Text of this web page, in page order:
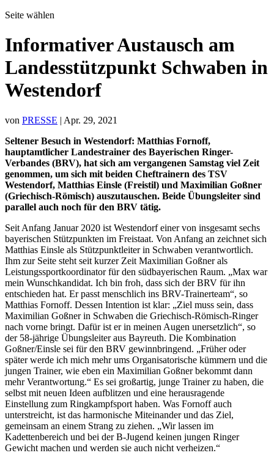
Seite wählen
Informativer Austausch am
Landesstützpunkt Schwaben in
Westendorf
von PRESSE | Apr. 29, 2021
Seltener Besuch in Westendorf: Matthias Fornoff,
hauptamtlicher Landestrainer des Bayerischen Ringer-
Verbandes (BRV), hat sich am vergangenen Samstag viel Zeit
genommen, um sich mit beiden Cheftrainern des TSV
Westendorf, Matthias Einsle (Freistil) und Maximilian Goßner
(Griechisch-Römisch) auszutauschen. Beide Übungsleiter sind
parallel auch noch für den BRV tätig.
Seit Anfang Januar 2020 ist Westendorf einer von insgesamt sechs
bayerischen Stützpunkten im Freistaat. Von Anfang an zeichnet sich
Matthias Einsle als Stützpunktleiter in Schwaben verantwortlich.
Ihm zur Seite steht seit kurzer Zeit Maximilian Goßner als
Leistungssportkoordinator für den südbayerischen Raum. „Max war
mein Wunschkandidat. Ich bin froh, dass sich der BRV für ihn
entschieden hat. Er passt menschlich ins BRV-Trainerteam“, so
Matthias Fornoff. Dessen Intention ist klar: „Ziel muss sein, dass
Maximilian Goßner in Schwaben die Griechisch-Römisch-Ringer
nach vorne bringt. Dafür ist er in meinen Augen unersetzlich“, so
der 58-jährige Übungsleiter aus Bayreuth. Die Kombination
Goßner/Einsle sei für den BRV gewinnbringend. „Früher oder
später werde ich mich mehr ums Organisatorische kümmern und die
jungen Trainer, wie eben ein Maximilian Goßner bekommt dann
mehr Verantwortung.“ Es sei großartig, junge Trainer zu haben, die
selbst mit neuen Ideen aufblitzen und eine herausragende
Einstellung zum Ringkampfsport haben. Was Fornoff auch
unterstreicht, ist das harmonische Miteinander und das Ziel,
gemeinsam an einem Strang zu ziehen. „Wir lassen im
Kadettenbereich und bei der B-Jugend keinen jungen Ringer
Gewicht machen und werden sie auch nicht verheizen.“